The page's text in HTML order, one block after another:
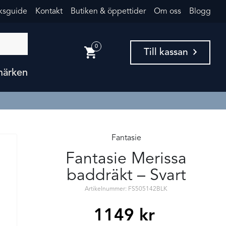
Kontakt Butiken & öppettider Om oss Blogg
0
Till kassan
Fantasie
Fantasie Merissa
baddräkt – Svart
Artikelnummer: FS505142BLK
1149 kr